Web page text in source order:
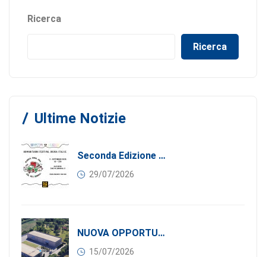
Ricerca
Ricerca
Ultime Notizie
Seconda Edizione Di MANGIA. DONA. AMA: Quando La Gastronomia Incontra La Solidarietà, 11 Settembre 2026
29/07/2026
NUOVA OPPORTUNITÀ DI BUSINESS PER I SOCI DI CONFINDUSTRIA SERBIA: Affitasi Un Moderno Capannone Industriale A Pančevo – 1.200 M² Nella Zona Industriale
15/07/2026